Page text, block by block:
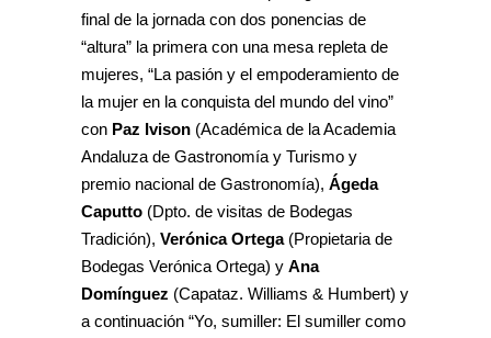
final de la jornada con dos ponencias de
“altura” la primera con una mesa repleta de
mujeres, “La pasión y el empoderamiento de
la mujer en la conquista del mundo del vino”
con Paz Ivison (Académica de la Academia
Andaluza de Gastronomía y Turismo y
premio nacional de Gastronomía), Ágeda
Caputto (Dpto. de visitas de Bodegas
Tradición), Verónica Ortega(Propietaria de
Bodegas Verónica Ortega) y Ana
Domínguez (Capataz. Williams & Humbert) y
a continuación “Yo, sumiller: El sumiller como